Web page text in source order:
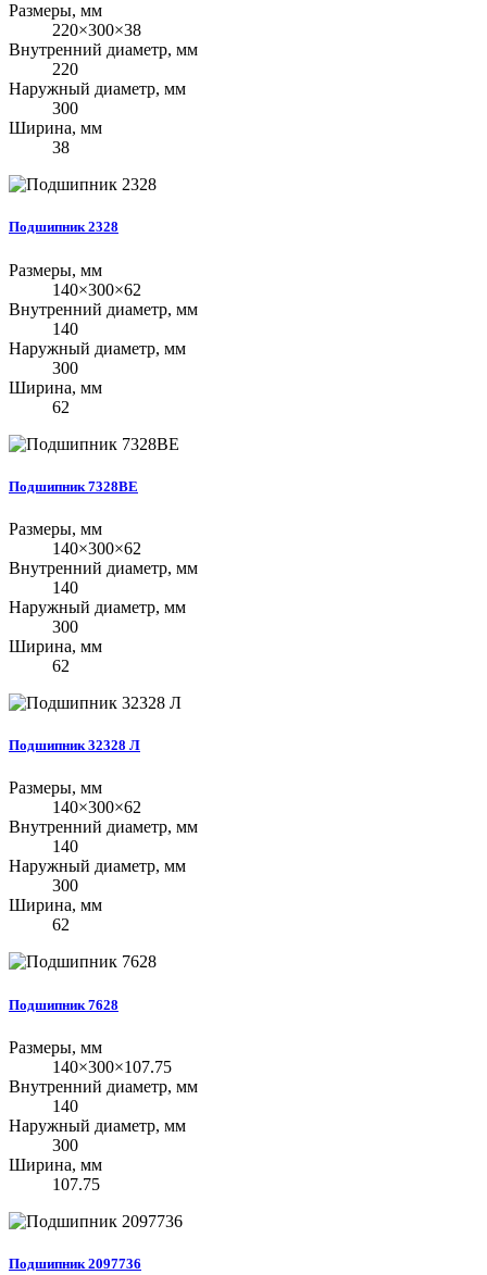
Размеры, мм
220×300×38
Внутренний диаметр, мм
220
Наружный диаметр, мм
300
Ширина, мм
38
Подшипник 2328
Размеры, мм
140×300×62
Внутренний диаметр, мм
140
Наружный диаметр, мм
300
Ширина, мм
62
Подшипник 7328BE
Размеры, мм
140×300×62
Внутренний диаметр, мм
140
Наружный диаметр, мм
300
Ширина, мм
62
Подшипник 32328 Л
Размеры, мм
140×300×62
Внутренний диаметр, мм
140
Наружный диаметр, мм
300
Ширина, мм
62
Подшипник 7628
Размеры, мм
140×300×107.75
Внутренний диаметр, мм
140
Наружный диаметр, мм
300
Ширина, мм
107.75
Подшипник 2097736